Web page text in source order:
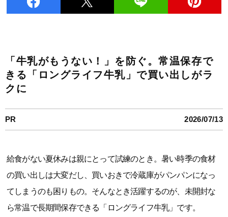
「牛乳がもうない！」を防ぐ。常温保存で
きる「ロングライフ牛乳」で買い出しがラ
クに
PR 2026/07/13
給食がない夏休みは親にとって試練のとき。暑い時季の食材
の買い出しは大変だし、買いおきで冷蔵庫がパンパンになっ
てしまうのも困りもの。そんなとき活躍するのが、未開封な
ら常温で長期間保存できる「ロングライフ牛乳」です。